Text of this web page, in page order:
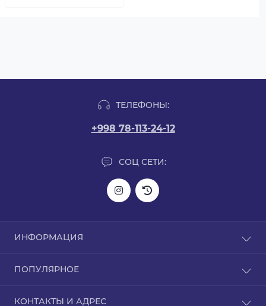
ТЕЛЕФОНЫ:
+998 78-113-24-12
СОЦ СЕТИ:
ИНФОРМАЦИЯ
О нас
Гарантия на товар
ПОПУЛЯРНОЕ
КОНТАКТЫ И АДРЕС